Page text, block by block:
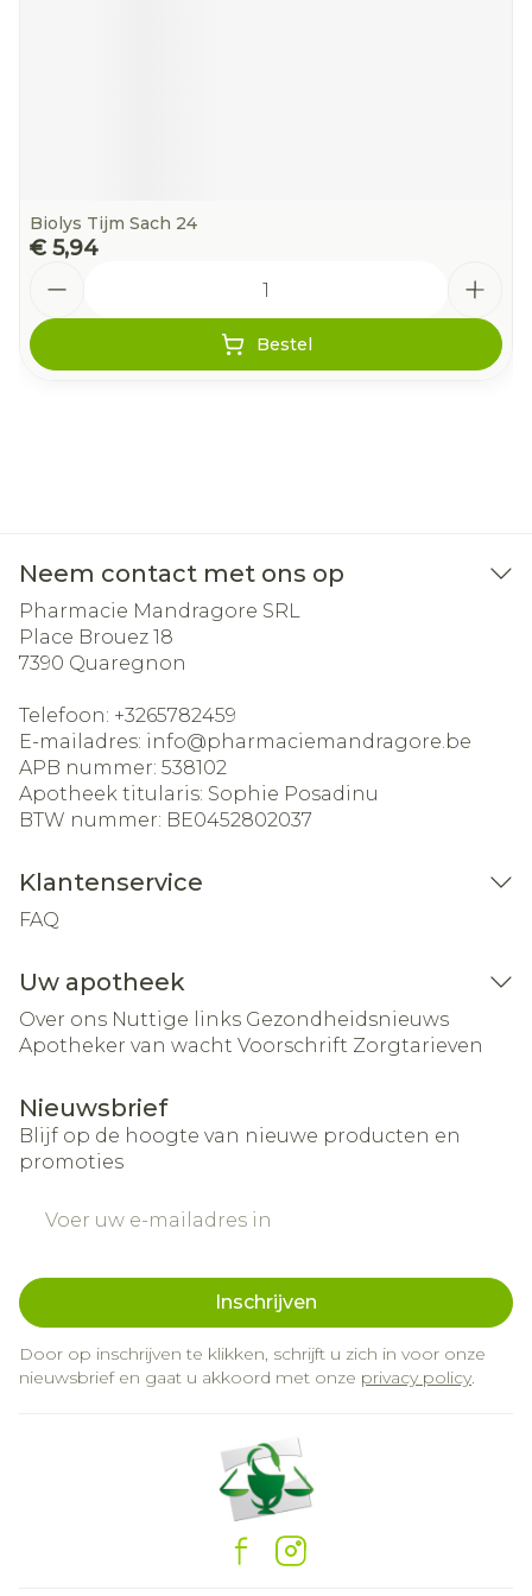
Biolys Tijm Sach 24
€ 5,94
Bestel
Neem contact met ons op
Pharmacie Mandragore SRL
Place Brouez 18
7390 Quaregnon
Telefoon: +3265782459
E-mailadres: info@pharmaciemandragore.be
APB nummer: 538102
Apotheek titularis: Sophie Posadinu
BTW nummer: BE0452802037
Klantenservice
FAQ
Uw apotheek
Over ons Nuttige links Gezondheidsnieuws
Apotheker van wacht Voorschrift Zorgtarieven
Nieuwsbrief
Blijf op de hoogte van nieuwe producten en
promoties
Inschrijven
Door op inschrijven te klikken, schrijft u zich in voor onze
nieuwsbrief en gaat u akkoord met onze privacy policy.